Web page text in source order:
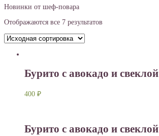
Новинки от шеф-повара
Отображаются все 7 результатов
Бурито с авокадо и свеклой
400 ₽
Бурито с авокадо и свеклой